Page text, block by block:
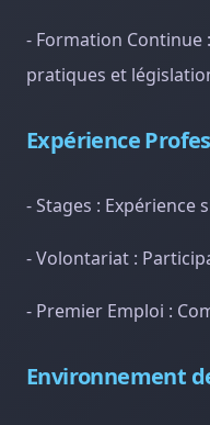
- Formation
pratiques et
Expérience
- Stages :
- Volontariat :
- Premier Emploi :
Environnement